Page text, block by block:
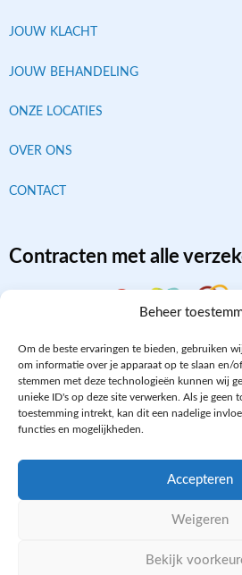
Beheer
Om de beste ervaringen te bieden, gebruiken
om informatie over je apparaat op te slaan en/
stemmen met deze technologieën kunnen wij
unieke ID's op deze site verwerken. Als je geen
toestemming intrekt, kan dit een nadelige
functies en mogelijkheden.
Accepteren
Weigeren
Bekijk
JOUW KLACHT
JOUW BEHANDELING
ONZE LOCATIES
OVER ONS
CONTACT
Contracten met alle
PRIVACY- EN COOKIE POLICY WE ZIJN